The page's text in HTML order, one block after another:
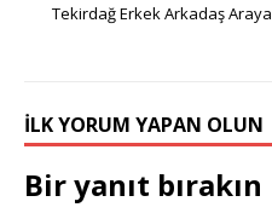
Tekirdağ Erkek Arkadaş
İLK YORUM YAPAN OLUN
Bir yanıt bırakın